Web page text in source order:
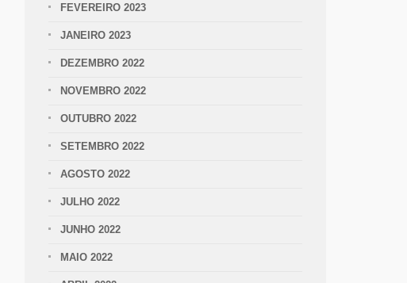
FEVEREIRO 2023
JANEIRO 2023
DEZEMBRO 2022
NOVEMBRO 2022
OUTUBRO 2022
SETEMBRO 2022
AGOSTO 2022
JULHO 2022
JUNHO 2022
MAIO 2022